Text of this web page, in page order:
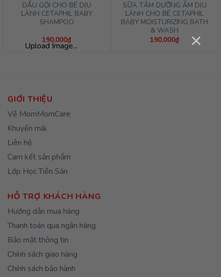
Upload Image... ×
DẦU GỘI CHO BÉ DỊU
LÀNH CETAPHIL BABY
SHAMPOO
190,000₫
SỮA TẮM DƯỠNG ẪM DỊU
LÀNH CHO BÉ CETAPHIL
BABY MOISTURIZING BATH
& WASH
190,000₫
GIỚI THIỆU
Về MomMomCare
Khuyến mãi
Liên hệ
Cam kết sản phẩm
Lớp Học Tiền Sản
HỖ TRỢ KHÁCH HÀNG
Hướng dẫn mua hàng
Thanh toán qua ngân hàng
Bảo mật thông tin
Chính sách giao hàng
Chính sách bảo hành